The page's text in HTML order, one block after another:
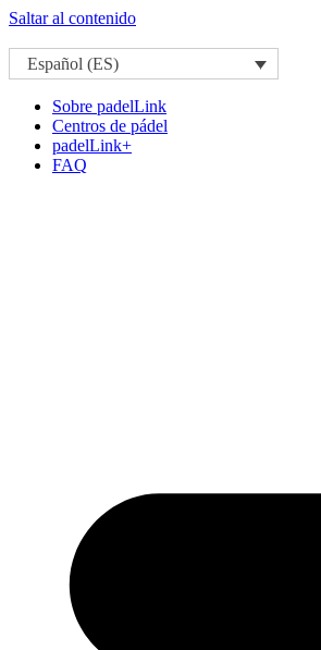
Saltar al contenido
Español (ES)
Sobre padelLink
Centros de pádel
padelLink+
FAQ